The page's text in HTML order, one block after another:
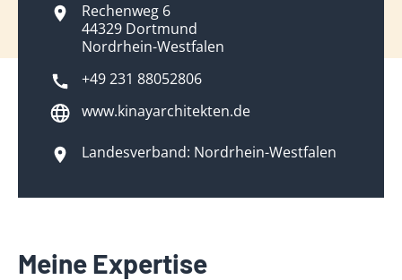
Rechenweg 6
44329 Dortmund
Nordrhein-Westfalen
+49 231 88052806
www.kinayarchitekten.de
Landesverband: Nordrhein-Westfalen
Meine Expertise